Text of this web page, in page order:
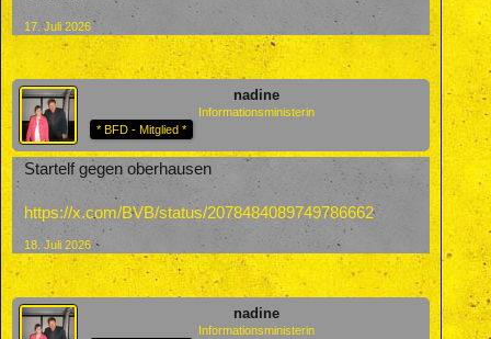
17. Juli 2026
nadine
Informationsministerin
* BFD - Mitglied *
Startelf gegen oberhausen
https://x.com/BVB/status/2078484089749786662
18. Juli 2026
nadine
Informationsministerin